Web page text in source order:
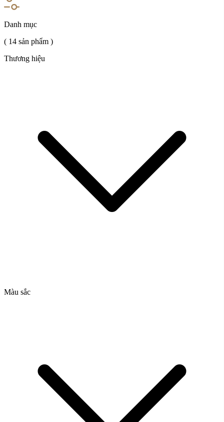
Youtube: https://www.youtube.com/@ductrimusic_Offical
Danh mục
( 14 sản phẩm )
Thương hiệu
Màu sắc